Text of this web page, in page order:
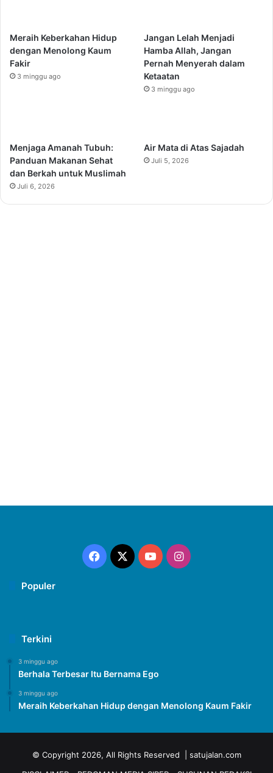
Meraih Keberkahan Hidup
dengan Menolong Kaum
Fakir
3 minggu ago
Jangan Lelah Menjadi
Hamba Allah, Jangan
Pernah Menyerah dalam
Ketaatan
3 minggu ago
Menjaga Amanah Tubuh:
Panduan Makanan Sehat
dan Berkah untuk Muslimah
Juli 6, 2026
Air Mata di Atas Sajadah
Juli 5, 2026
Facebook
X YouTubeInstagram
Populer
Terkini
3 minggu ago
Berhala Terbesar Itu Bernama Ego
3 minggu ago
Meraih Keberkahan Hidup dengan Menolong Kaum Fakir
© Copyright 2026, All Rights Reserved | satujalan.com